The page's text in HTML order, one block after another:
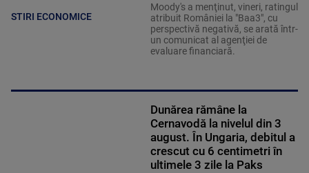
STIRI ECONOMICE
Moody's a menţinut, vineri, ratingul
atribuit României la "Baa3", cu
perspectivă negativă, se arată într-
un comunicat al agenţiei de
evaluare financiară.
Dunărea rămâne la
Cernavodă la nivelul din 3
august. În Ungaria, debitul a
crescut cu 6 centimetri în
ultimele 3 zile la Paks